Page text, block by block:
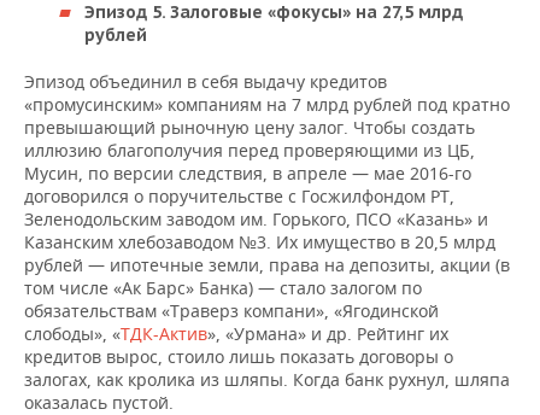
Эпизод 5. Залоговые «фокусы» на 27,5 млрд
рублей
Эпизод объединил в себя выдачу кредитов
«промусинским» компаниям на 7 млрд рублей под кратно
превышающий рыночную цену залог. Чтобы создать
иллюзию благополучия перед проверяющими из ЦБ,
Мусин, по версии следствия, в апреле — мае 2016-го
договорился о поручительстве с Госжилфондом РТ,
Зеленодольским заводом им. Горького, ПСО «Казань» и
Казанским хлебозаводом №3. Их имущество в 20,5 млрд
рублей — ипотечные земли, права на депозиты, акции (в
том числе «Ак Барс» Банка) — стало залогом по
обязательствам «Траверз компани», «Ягодинской
слободы», «ТДК-Актив», «Урмана» и др. Рейтинг их
кредитов вырос, стоило лишь показать договоры о
залогах, как кролика из шляпы. Когда банк рухнул, шляпа
оказалась пустой.